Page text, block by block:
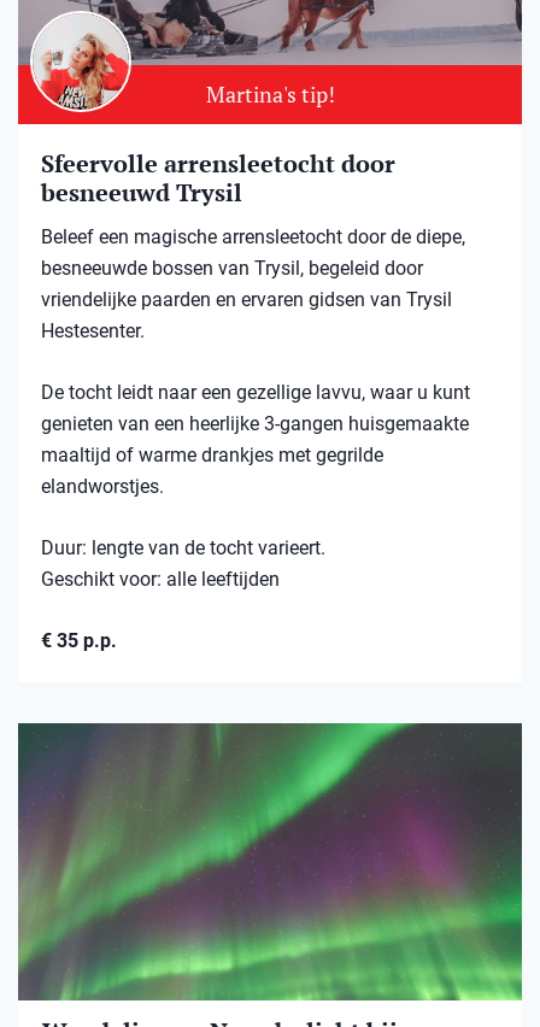
Martina's tip!
Sfeervolle arrensleetocht door
besneeuwd Trysil​
Beleef een magische arrensleetocht door de diepe,
besneeuwde bossen van Trysil, begeleid door
vriendelijke paarden en ervaren gidsen van Trysil
Hestesenter.
De tocht leidt naar een gezellige lavvu, waar u kunt
genieten van een heerlijke 3-gangen huisgemaakte
maaltijd of warme drankjes met gegrilde
elandworstjes.
Duur: lengte van de tocht varieert.
Geschikt voor: alle leeftijden
€ 35 p.p.